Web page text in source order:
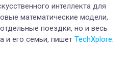
интеллекта для
математические модели,
поездки, но и весь
и его семьи, пишет TechXplore.